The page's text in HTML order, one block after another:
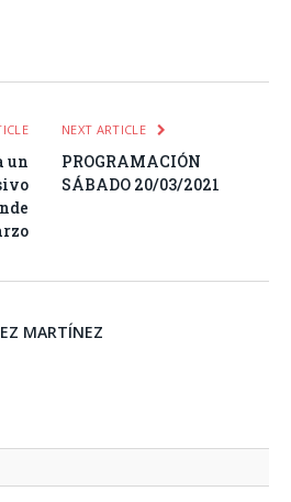
un
NEXT ARTICLE
PROGRAMACIÓN
SÁBADO 20/03/2021
MARTÍNEZ